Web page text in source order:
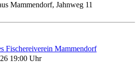
Mammendorf, Jahnweg 11
Fischereiverein Mammendorf
19:00 Uhr